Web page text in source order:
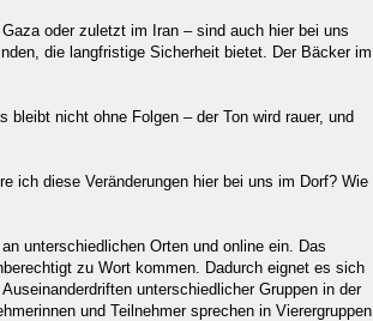
oder zuletzt im Iran – sind auch hier bei uns
die langfristige Sicherheit bietet. Der Bäcker im
nicht ohne Folgen – der Ton wird rauer, und
ich diese Veränderungen hier bei uns im Dorf? Wie
unterschiedlichen Orten und online ein. Das
zu Wort kommen. Dadurch eignet es sich
unterschiedlicher Gruppen in der
und Teilnehmer sprechen in Vierergruppen,